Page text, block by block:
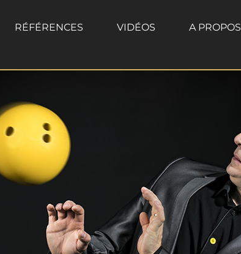
RÉFÉRENCES VIDÉOS A PROPOS